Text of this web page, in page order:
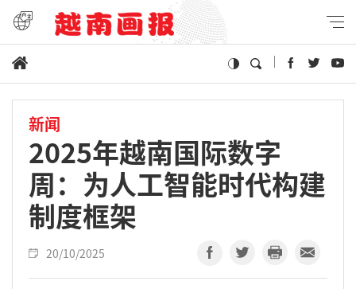
新闻
2025年越南国际数字
周：为人工智能时代构建
制度框架
20/10/2025